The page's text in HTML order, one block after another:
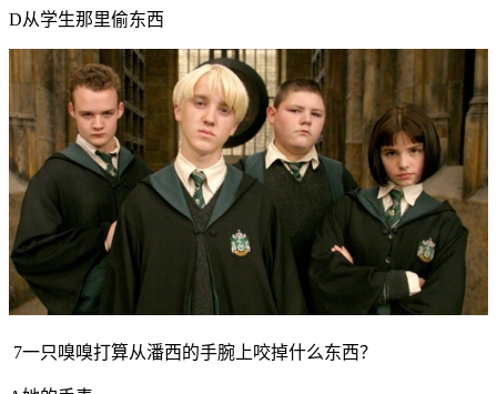
D从学生那里偷东西
7一只嗅嗅打算从潘西的手腕上咬掉什么东西？